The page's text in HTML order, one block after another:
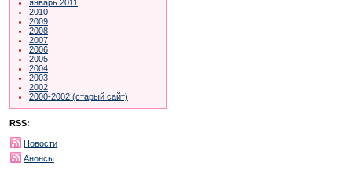
январь 2011
2010
2009
2008
2007
2006
2005
2004
2003
2002
2000-2002 (старый сайт)
RSS:
Новости
Анонсы